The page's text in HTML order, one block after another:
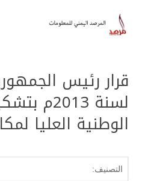
لسنة
الوطنية العليا
التصنيف: